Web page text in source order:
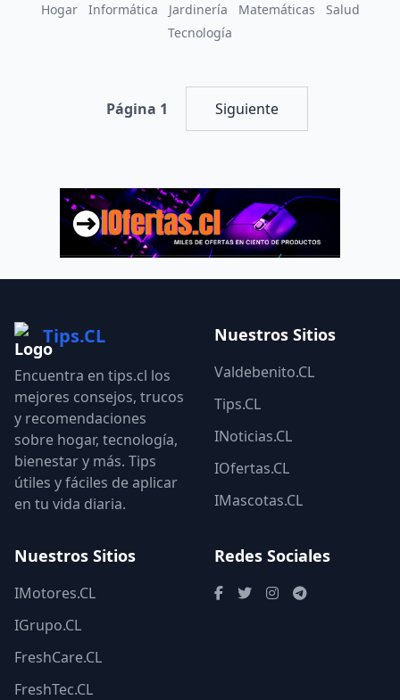
Hogar
Informática Jardinería Matemáticas
Salud
Tecnología
Página 1 Siguiente
Tips.CL
Encuentra en tips.cl los
mejores consejos, trucos
y recomendaciones
sobre hogar, tecnología,
bienestar y más. Tips
útiles y fáciles de aplicar
en tu vida diaria.
Nuestros Sitios
Valdebenito.CL
Tips.CL
INoticias.CL
IOfertas.CL
IMascotas.CL
Nuestros Sitios
IMotores.CL
IGrupo.CL
FreshCare.CL
FreshTec.CL
Redes Sociales